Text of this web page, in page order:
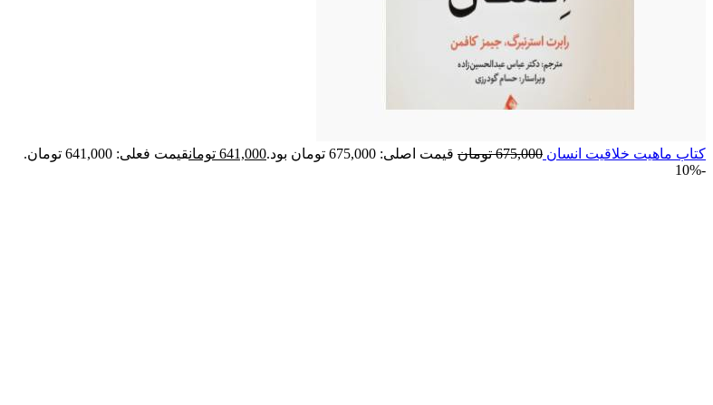
کتاب ماهیت خلاقیت انسان 675,000 تومان قیمت اصلی: 675,000 تومان بود. 641,000 تومانقیمت فعلی: 641,000 تومان.
-10%